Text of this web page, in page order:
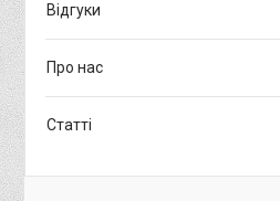
Відгуки
Про нас
Статті